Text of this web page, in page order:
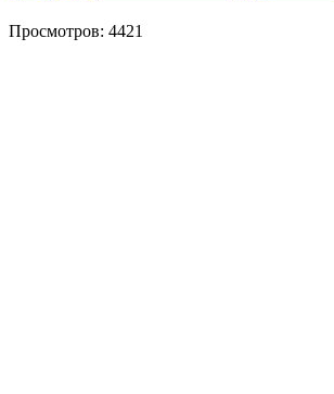
Просмотров: 4421